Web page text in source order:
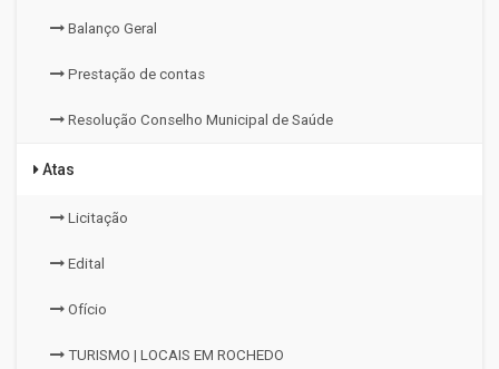
Balanço Geral
Prestação de contas
Resolução Conselho Municipal de Saúde
Atas
Licitação
Edital
Ofício
TURISMO | LOCAIS EM ROCHEDO